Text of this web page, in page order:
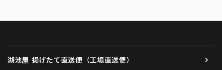
湖池屋 揚げたて直送便（工場直送便）